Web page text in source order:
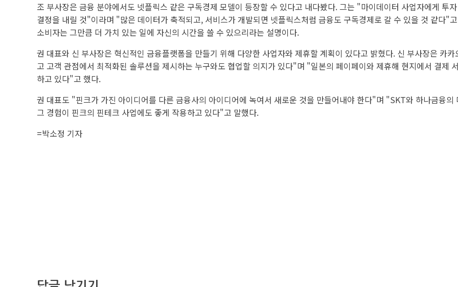
조 부사장은 금융 분야에서도 넷플릭스 같은 구독경제 모델이 등장할 수 있다고 내다봤다. 그는 "마이데이터 사업자에게 투
결정을 내릴 것"이라며 "많은 데이터가 축적되고, 서비스가 개발되면 넷플릭스처럼 금융도 구독경제로 갈 수 있을 것 같다"
소비자는 그만큼 더 가치 있는 일에 자신의 시간을 쓸 수 있으리라는 설명이다.
권 대표와 신 부사장은 혁신적인 금융플랫폼을 만들기 위해 다양한 사업자와 제휴할 계획이 있다고 밝혔다. 신 부사장은 카
고 고객 관점에서 최적화된 솔루션을 제시하는 누구와도 협업할 의지가 있다"며 "일본의 페이페이와 제휴해 현지에서 결제
하고 있다"고 했다.
권 대표도 "핀크가 가진 아이디어를 다른 금융사의 아이디어에 녹여서 새로운 것을 만들어내야 한다"며 "SKT와 하나금융
그 경험이 핀크의 핀테크 사업에도 좋게 작용하고 있다"고 말했다.
=박소정 기자